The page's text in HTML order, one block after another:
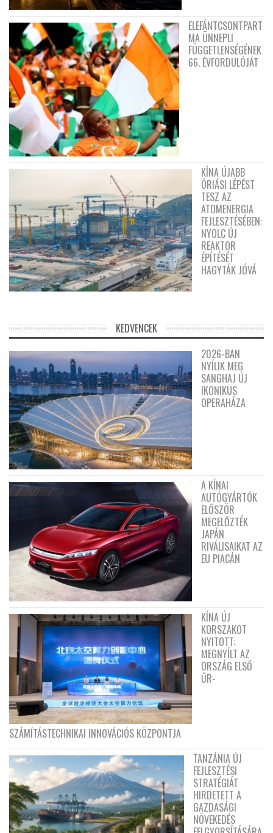
ELEFÁNTCSONTPART
MA ÜNNEPLI
FÜGGETLENSÉGÉNEK
66. ÉVFORDULÓJÁT
KÍNA ÚJABB
ÓRIÁSI LÉPÉST
TESZ AZ
ATOMENERGIA
FEJLESZTÉSÉBEN:
NYOLC ÚJ
REAKTOR
ÉPÍTÉSÉT
HAGYTÁK JÓVÁ
KEDVENCEK
2026-BAN
NYÍLIK MEG
SANGHAJ ÚJ
IKONIKUS
OPERAHÁZA
A KÍNAI
AUTÓGYÁRTÓK
ELŐSZÖR
MEGELŐZTÉK
JAPÁN
RIVÁLISAIKAT AZ
EU PIACÁN
KÍNA ÚJ
KORSZAKOT
NYITOTT:
MEGNYÍLT AZ
ORSZÁG ELSŐ
ŰR-
SZÁMÍTÁSTECHNIKAI INNOVÁCIÓS KÖZPONTJA
TANZÁNIA ÚJ
FEJLESZTÉSI
STRATÉGIÁT
HIRDETETT A
GAZDASÁGI
NÖVEKEDÉS